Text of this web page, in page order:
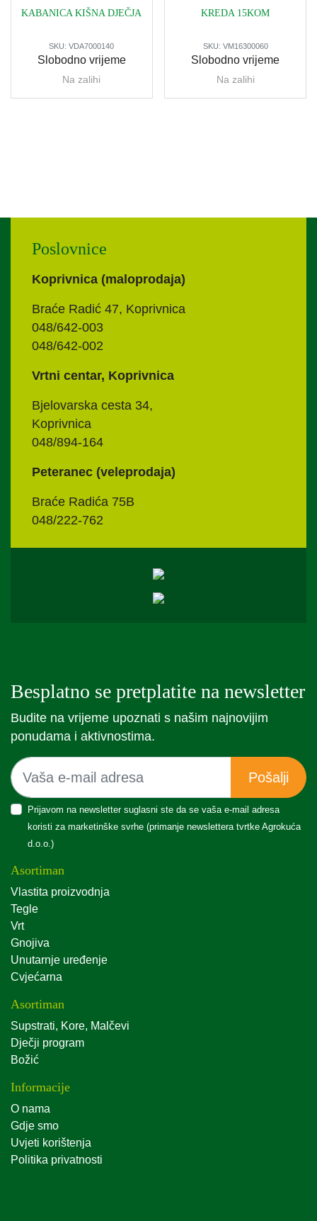
KABANICA KIŠNA DJEČJA
SKU:VDA7000140
Slobodno vrijeme
Na zalihi
KREDA 15KOM
SKU: VM16300060
Slobodno vrijeme
Na zalihi
Poslovnice
Koprivnica (maloprodaja)
Braće Radić 47, Koprivnica
048/642-003
048/642-002
Vrtni centar, Koprivnica
Bjelovarska cesta 34,
Koprivnica
048/894-164
Peteranec (veleprodaja)
Braće Radića 75B
048/222-762
Besplatno se pretplatite na newsletter
Budite na vrijeme upoznati s našim najnovijim
ponudama i aktivnostima.
Pošalji
Prijavom na newsletter suglasni ste da se vaša e-mail adresa
koristi za marketinške svrhe (primanje newslettera tvrtke Agrokuća
d.o.o.)
Asortiman
Vlastita proizvodnja
Tegle
Vrt
Gnojiva
Unutarnje uređenje
Cvjećarna
Asortiman
Supstrati, Kore, Malčevi
Dječji program
Božić
Informacije
O nama
Gdje smo
Uvjeti korištenja
Politika privatnosti